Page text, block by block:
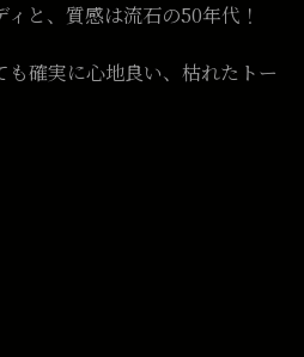
と、質感は流石の50年代！
確実に心地良い、枯れたトー